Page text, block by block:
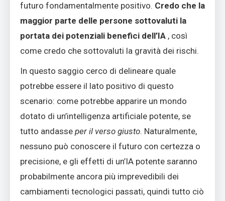
futuro fondamentalmente positivo. Credo che la
maggior parte delle persone sottovaluti la
portata dei potenziali benefici dell’IA , così
come credo che sottovaluti la gravità dei rischi.
In questo saggio cerco di delineare quale
potrebbe essere il lato positivo di questo
scenario: come potrebbe apparire un mondo
dotato di un’intelligenza artificiale potente, se
tutto andasse per il verso giusto. Naturalmente,
nessuno può conoscere il futuro con certezza o
precisione, e gli effetti di un’IA potente saranno
probabilmente ancora più imprevedibili dei
cambiamenti tecnologici passati, quindi tutto ciò